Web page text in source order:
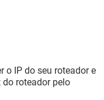
o IP do seu roteador e
roteador pelo